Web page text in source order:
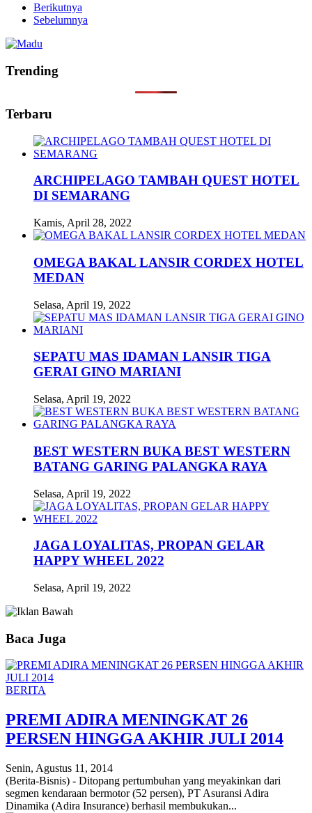
Berikutnya
Sebelumnya
Trending
Terbaru
ARCHIPELAGO TAMBAH QUEST HOTEL
DI SEMARANG
Kamis, April 28, 2022
OMEGA BAKAL LANSIR CORDEX HOTEL
MEDAN
Selasa, April 19, 2022
SEPATU MAS IDAMAN LANSIR TIGA
GERAI GINO MARIANI
Selasa, April 19, 2022
BEST WESTERN BUKA BEST WESTERN
BATANG GARING PALANGKA RAYA
Selasa, April 19, 2022
JAGA LOYALITAS, PROPAN GELAR
HAPPY WHEEL 2022
Selasa, April 19, 2022
Baca Juga
BERITA
PREMI ADIRA MENINGKAT 26
PERSEN HINGGA AKHIR JULI 2014
Senin, Agustus 11, 2014
(Berita-Bisnis) - Ditopang pertumbuhan yang meyakinkan dari
segmen kendaraan bermotor (52 persen), PT Asuransi Adira
Dinamika (Adira Insurance) berhasil membukukan...